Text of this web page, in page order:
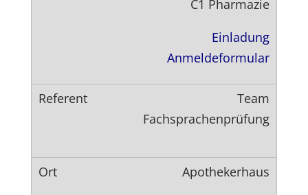
C1 Pharmazie
Einladung
Anmeldeformular
Team
Fachsprachenprüfung
Apothekerhaus